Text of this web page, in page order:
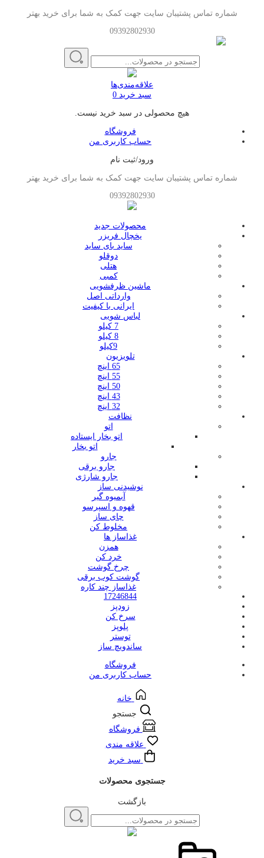
شماره تماس پشتیبان سایت جهت کمک به شما برای خرید بهتر
09392802930
علاقه‌مندی‌ها
سبد خرید 0
هیچ محصولی در سبد خرید نیست.
فروشگاه
حساب کاربری من
ورود/ثبت نام
شماره تماس پشتیبان سایت جهت کمک به شما برای خرید بهتر
09392802930
محصولات جدید
یخچال فریزر
ساید بای ساید
دوقلو
هتلی
کمبی
ماشین ظرفشویی
وارداتی اصل
ایرانی با کیفیت
لباس شویی
7 کیلو
8 کیلو
9کیلو
تلویزیون
65 اینچ
55 اینچ
50 اینچ
43 اینچ
32 اینچ
نظافت
اتو
اتو بخار ایستاده
اتو بخار
جارو
جارو برقی
جارو شارژی
نوشیدنی ساز
آبمیوه گیر
قهوه و اسپرسو
چای ساز
مخلوط کن
غذاساز ها
همزن
خرد کن
چرخ گوشت
گوشت کوب برقی
غذاساز چند کاره
17246844
زودپز
سرخ کن
پلوپز
توستر
ساندویچ ساز
فروشگاه
حساب کاربری من
خانه
جستجو
فروشگاه
علاقه مندی
سبد خرید
جستجوی محصولات
بازگشت